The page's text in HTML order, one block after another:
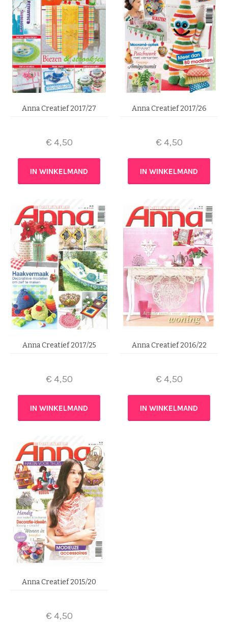
Anna Creatief 2017/27
€ 4,50
IN WINKELMAND
Anna Creatief 2017/26
€ 4,50
IN WINKELMAND
Anna Creatief 2017/25
€ 4,50
IN WINKELMAND
Anna Creatief 2016/22
€ 4,50
IN WINKELMAND
Anna Creatief 2015/20
€ 4,50